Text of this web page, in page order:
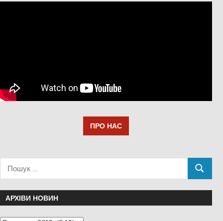
ПРО НАС
АРХІВИ НОВИН